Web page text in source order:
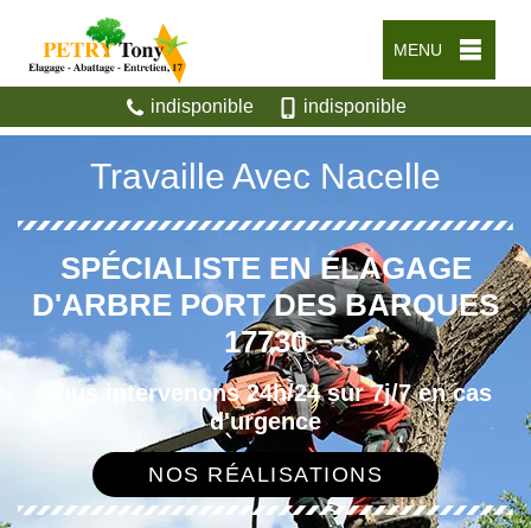
MENU
indisponible indisponible
Travaille Avec Nacelle
SPÉCIALISTE EN ÉLAGAGE
D'ARBRE PORT DES BARQUES
17730
Nous intervenons 24h/24 sur 7j/7 en cas
d'urgence
NOS RÉALISATIONS